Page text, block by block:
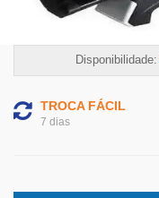
Disponibilidade:
TROCA FÁCIL
7 dias